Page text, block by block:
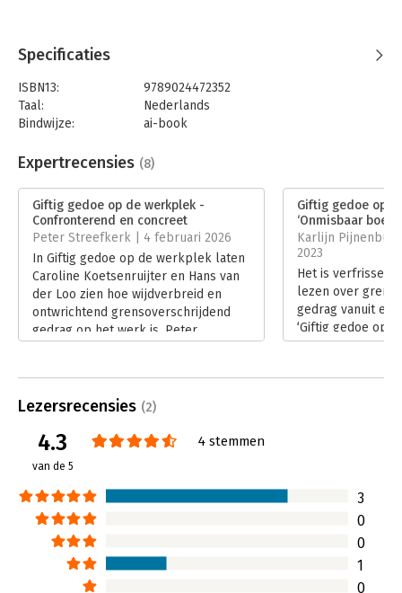
Specificaties
ISBN13:
9789024472352
Taal:
Nederlands
Bindwijze:
ai-book
Uitgever:
Boom
Expertrecensies (8)
Giftig gedoe op de werkplek -
Confronterend en concreet
Peter Streefkerk | 4 februari 2026
In Giftig gedoe op de werkplek laten
Caroline Koetsenruijter en Hans van
der Loo zien hoe wijdverbreid en
ontwrichtend grensoverschrijdend
gedrag op het werk is. Peter
cijfers en een concrete aanpak dit tot
Lees verder
Giftig gedoe op
‘Onmisbaar boek’
Karlijn
2023
Het is
lezen over
gedrag vanuit
‘Giftig gedoe op
terug naar de
giftig gedrag en
Lezersrecensies (2)
4.3
van de 5
4 stemmen
3
0
0
1
0